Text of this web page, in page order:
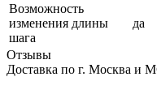
Возможность
изменения длины
шага
да
Отзывы
Доставка по г. Москва и